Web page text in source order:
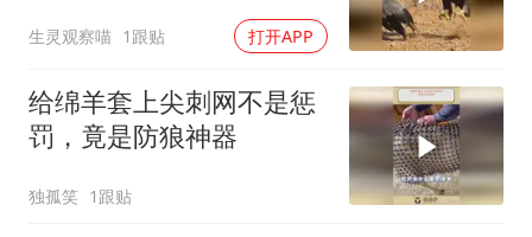
生灵观察喵 1跟贴 打开APP
给绵羊套上尖刺网不是惩
罚，竟是防狼神器
独孤笑 1跟贴